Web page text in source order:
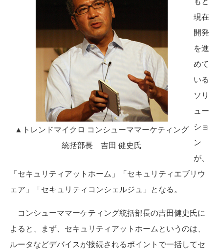
▲トレンドマイクロ コンシューママーケティング
統括部長 吉田 健史氏
現在
開発
を進
めて
いる
ソリ
ュー
ショ
ン
が、
「セキュリティアットホーム」「セキュリティエブリウ
ェア」「セキュリティコンシェルジュ」となる。
コンシューママーケティング統括部長の吉田健史氏に
よると、まず、セキュリティアットホームというのは、
ルータなどデバイスが接続されるポイントで一括してセ